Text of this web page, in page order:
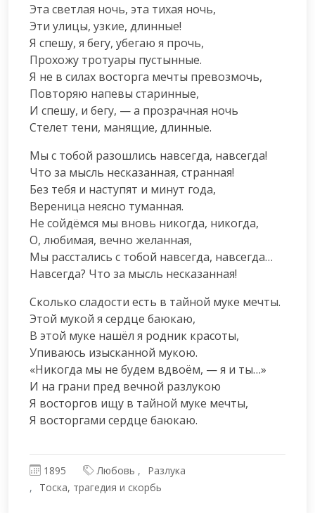
Эта светлая ночь, эта тихая ночь,
Эти улицы, узкие, длинные!
Я спешу, я бегу, убегаю я прочь,
Прохожу тротуары пустынные.
Я не в силах восторга мечты превозмочь,
Повторяю напевы старинные,
И спешу, и бегу, — а прозрачная ночь
Стелет тени, манящие, длинные.
Мы с тобой разошлись навсегда, навсегда!
Что за мысль несказанная, странная!
Без тебя и наступят и минут года,
Вереница неясно туманная.
Не сойдёмся мы вновь никогда, никогда,
О, любимая, вечно желанная,
Мы расстались с тобой навсегда, навсегда…
Навсегда? Что за мысль несказанная!
Сколько сладости есть в тайной муке мечты.
Этой мукой я сердце баюкаю,
В этой муке нашёл я родник красоты,
Упиваюсь изысканной мукою.
«Никогда мы не будем вдвоём, — я и ты…»
И на грани пред вечной разлукою
Я восторгов ищу в тайной муке мечты,
Я восторгами сердце баюкаю.
1895 Любовь
Разлука
Тоска, трагедия и скорбь